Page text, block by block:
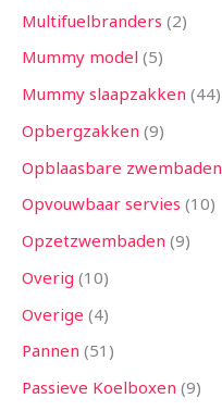
Multifuelbranders 2
Mummy model 5
Mummy slaapzakken 44
Opbergzakken 9
Opblaasbare zwembaden
Opvouwbaar servies 10
Opzetzwembaden 9
Overig 10
Overige 4
Pannen 51
Passieve Koelboxen 9